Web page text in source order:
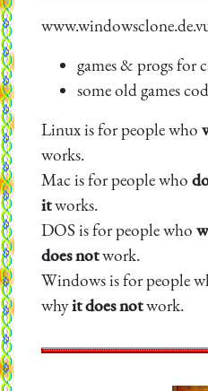
games & progs for
some old games
Linux is for people who
works.
Mac is for people who
itworks.
DOS is for people who
does notwork.
Windows is for people
whyit does notwork.